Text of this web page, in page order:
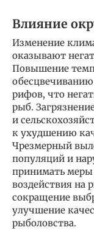
Влияние
Изменение
оказывают
Повышение
рифов, что
рыб.
и
к ухудшению
Чрезмерный
популяций и
принимать меры
воздействия на
сокращение
улучшение
рыболовства.